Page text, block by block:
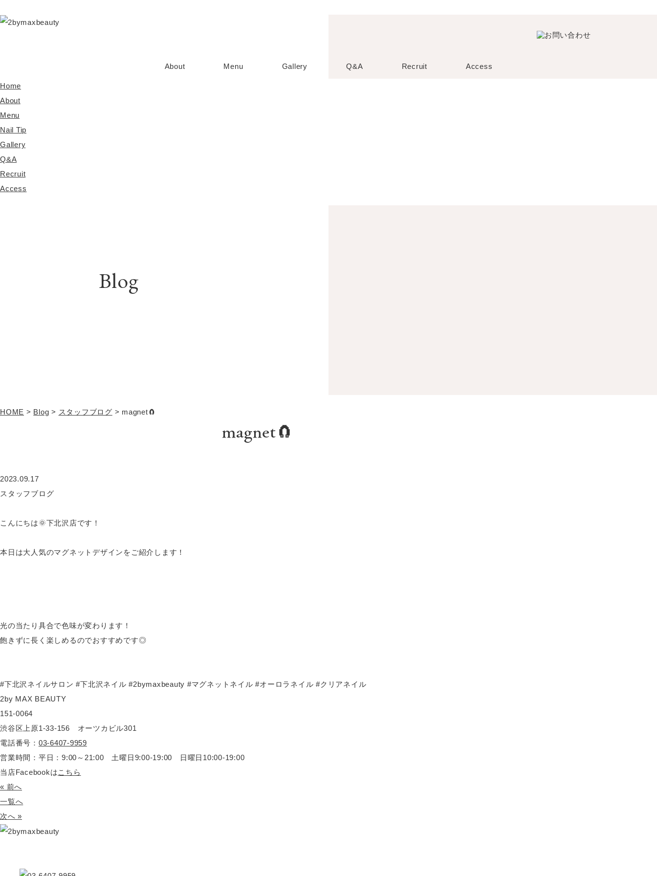
About Menu Gallery Q&A Recruit Access
Home
About
Menu
Nail Tip
Gallery
Q&A
Recruit
Access
Blog
HOME > Blog > スタッフブログ > magnet🧲
magnet🧲
2023.09.17
スタッフブログ
こんにちは🌞下北沢店です！
本日は大人気のマグネットデザインをご紹介します！
光の当たり具合で色味が変わります！
飽きずに長く楽しめるのでおすすめです◎
#下北沢ネイルサロン #下北沢ネイル #2bymaxbeauty #マグネットネイル #オーロラネイル #クリアネイル
2by MAX BEAUTY
151-0064
渋谷区上原1-33-156 オーツカビル301
電話番号： 03-6407-9959
営業時間：平日：9:00～21:00 土曜日9:00-19:00 日曜日10:00-19:00
当店Facebookはこちら
« 前へ
一覧へ
次へ »